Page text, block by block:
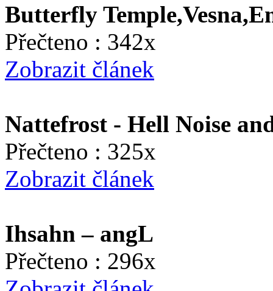
Butterfly
Přečteno : 342x
Zobrazit článek
Nattefrost - Hell Noise
Přečteno : 325x
Zobrazit článek
Ihsahn – angL
Přečteno : 296x